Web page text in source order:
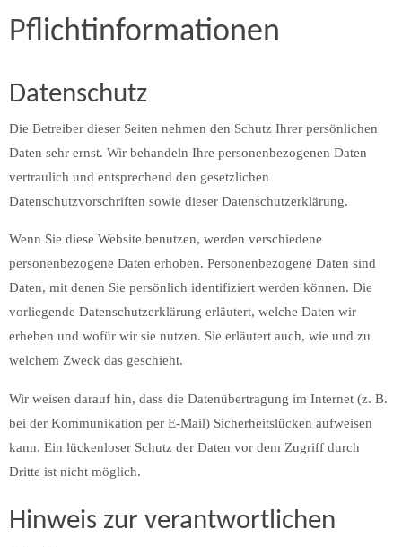
Pflicht­informationen
Datenschutz
Die Betreiber dieser Seiten nehmen den Schutz Ihrer persönlichen
Daten sehr ernst. Wir behandeln Ihre personenbezogenen Daten
vertraulich und entsprechend den gesetzlichen
Datenschutzvorschriften sowie dieser Datenschutzerklärung.
Wenn Sie diese Website benutzen, werden verschiedene
personenbezogene Daten erhoben. Personenbezogene Daten sind
Daten, mit denen Sie persönlich identifiziert werden können. Die
vorliegende Datenschutzerklärung erläutert, welche Daten wir
erheben und wofür wir sie nutzen. Sie erläutert auch, wie und zu
welchem Zweck das geschieht.
Wir weisen darauf hin, dass die Datenübertragung im Internet (z. B.
bei der Kommunikation per E-Mail) Sicherheitslücken aufweisen
kann. Ein lückenloser Schutz der Daten vor dem Zugriff durch
Dritte ist nicht möglich.
Hinweis zur verantwortlichen